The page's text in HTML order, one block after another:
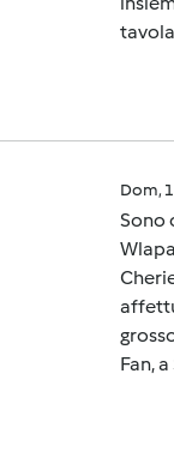
Dom,
Sono
Fan,